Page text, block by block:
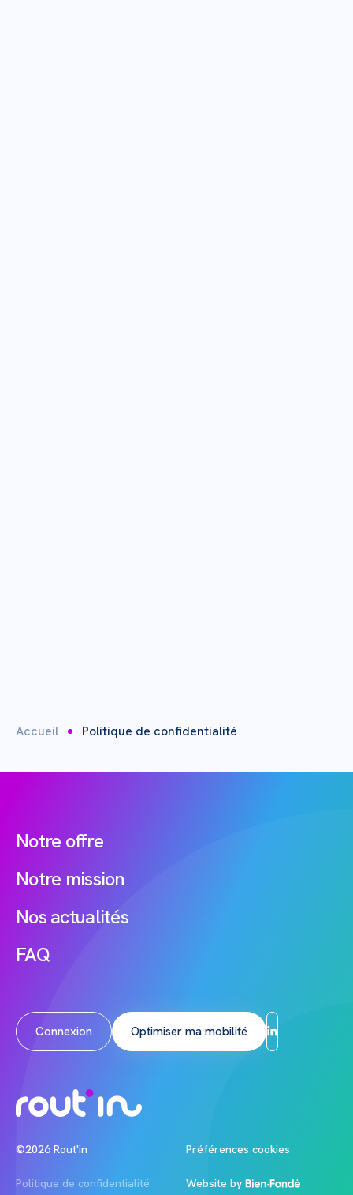
Accueil Politique de confidentialité
Notre offre
Notre mission
Nos actualités
FAQ
Connexion Optimiser ma mobilité
©2026 Rout'in Préférences cookies
Politique de confidentialité Website by